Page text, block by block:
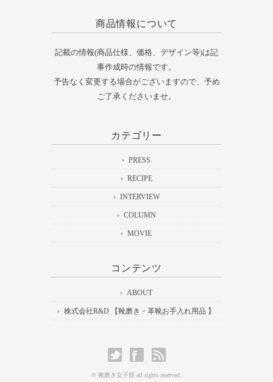
商品情報について
記載の情報(商品仕様、価格、デザイン等)は記
事作成時の情報です。
予告なく変更する場合がございますので、予め
ご了承くださいませ。
カテゴリー
PRESS
RECIPE
INTERVIEW
COLUMN
MOVIE
コンテンツ
ABOUT
株式会社R&D 【靴磨き・革靴お手入れ用品 】
© 靴磨き女子部 all rights reserved.